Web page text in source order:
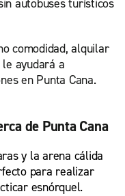
autobuses turísticos
comodidad, alquilar
ayudará a
en Punta Cana.
de Punta Cana
y la arena cálida
para realizar
esnórquel.